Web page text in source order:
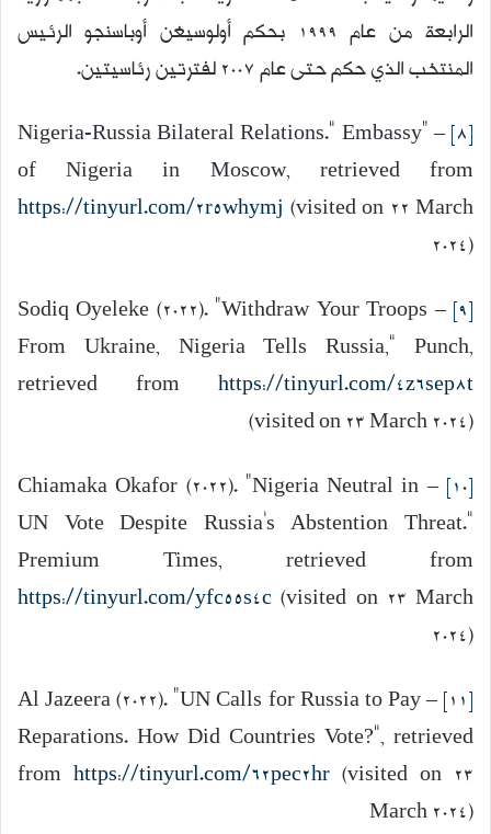
الرابعة من عام 1999 بحكم أولوسيغن أوباسنجو الرئيس
المنتخب الذي حكم حتى عام 2007 لفترتين رئاسيتين.
[8]
– “Nigeria-Russia Bilateral Relations.” Embassy
of Nigeria in Moscow, retrieved from
https://tinyurl.com/2r5whymj (visited on 22 March
2024)
[9]
– Sodiq Oyeleke (2022). “Withdraw Your Troops
From Ukraine, Nigeria Tells Russia,” Punch,
retrieved from https://tinyurl.com/4z6sep8t
(visited on 23 March 2024)
[10]
– Chiamaka Okafor (2022). “Nigeria Neutral in
UN Vote Despite Russia’s Abstention Threat.”
Premium Times, retrieved from
https://tinyurl.com/yfc55s4c (visited on 23 March
2024)
[11]
– Al Jazeera (2022). “UN Calls for Russia to Pay
Reparations. How Did Countries Vote?”, retrieved
from https://tinyurl.com/62pec2hr (visited on 23
March 2024)